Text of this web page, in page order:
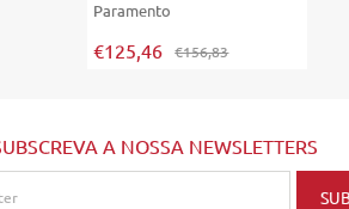
Paramento
€125,46 €156,83
A NOSSA NEWSLETTERS